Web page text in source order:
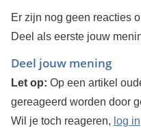
Er zijn nog geen reacties
Deel als eerste jouw
Deel jouw mening
Let op: Op een artikel
gereageerd worden door
Wil je toch reageren, log in